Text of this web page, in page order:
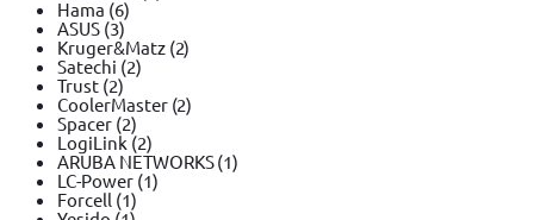
Hama (6)
ASUS (3)
Kruger&Matz (2)
Satechi (2)
Trust (2)
CoolerMaster (2)
Spacer (2)
LogiLink (2)
ARUBA NETWORKS(1)
LC-Power (1)
Forcell (1)